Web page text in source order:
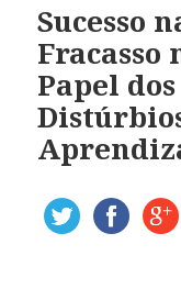
Sucesso
Fracasso
Papel